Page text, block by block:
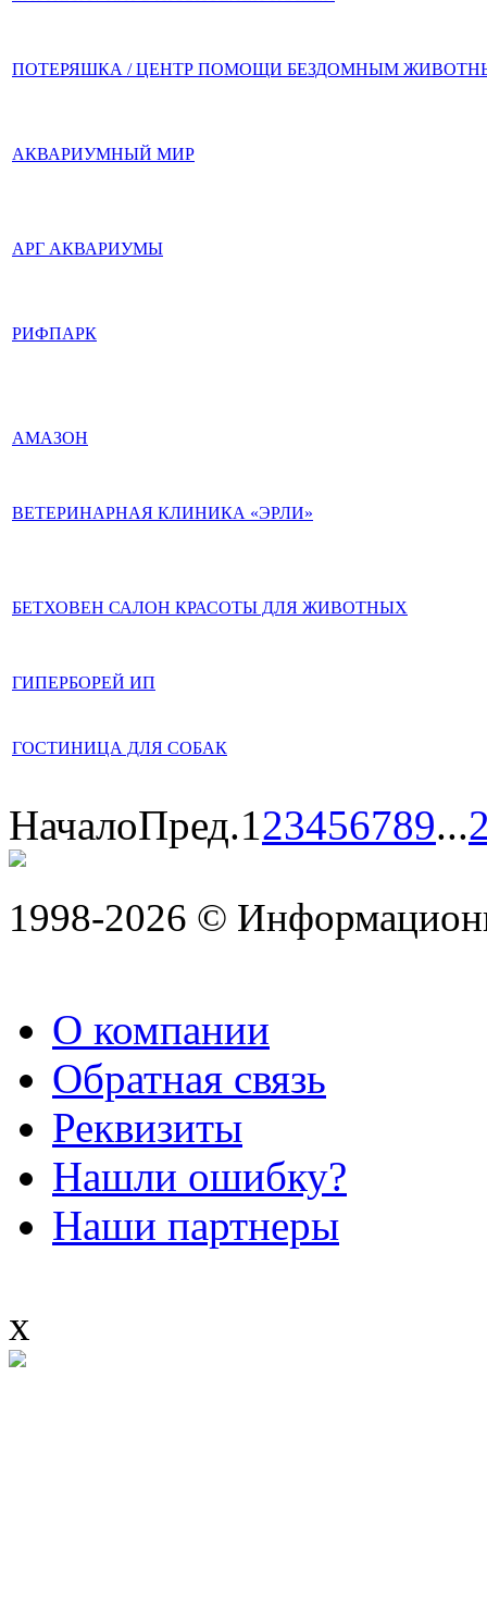
ПОТЕРЯШКА / ЦЕНТР ПОМОЩИ БЕЗДОМНЫМ
АКВАРИУМНЫЙ МИР
АРГ АКВАРИУМЫ
РИФПАРК
АМАЗОН
ВЕТЕРИНАРНАЯ КЛИНИКА «ЭРЛИ»
БЕТХОВЕН САЛОН КРАСОТЫ ДЛЯ ЖИВОТНЫХ
ГИПЕРБОРЕЙ ИП
ГОСТИНИЦА ДЛЯ СОБАК
НачалоПред.123456789...
1998-2026 ©
О компании
Обратная связь
Реквизиты
Нашли ошибку?
Наши партнеры
x